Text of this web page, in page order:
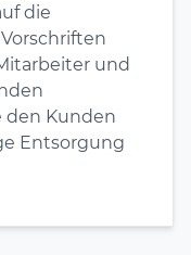
die
und
den Kunden
Entsorgung